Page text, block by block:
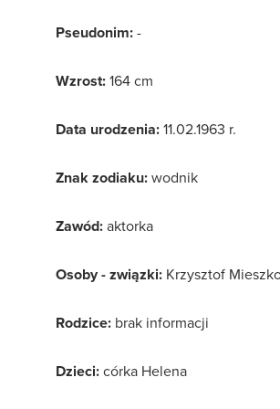
Pseudonim:-
Wzrost:164 cm
Data urodzenia:11.02.1963 r.
Znak zodiaku:wodnik
Zawód:aktorka
Osoby - związki: Krzysztof
Rodzice: brak informacji
Dzieci:córka Helena